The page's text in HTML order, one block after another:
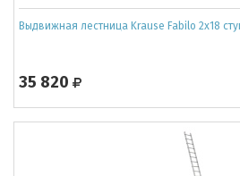
Выдвижная лестница Krause Fabilo 2x18
35 820